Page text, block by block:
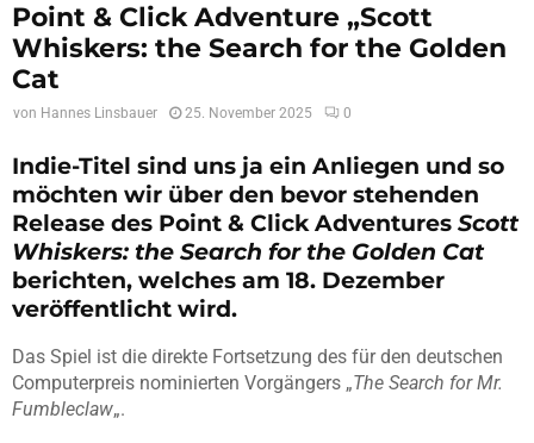
Point & Click Adventure „Scott
Whiskers: the Search for the Golden
Cat
von Hannes Linsbauer 25. November 2025 0
Indie-Titel sind uns ja ein Anliegen und so
möchten wir über den bevor stehenden
Release des Point & Click Adventures Scott
Whiskers: the Search for the Golden Cat
berichten, welches am 18. Dezember
veröffentlicht wird.
Das Spiel ist die direkte Fortsetzung des für den deutschen
Computerpreis nominierten Vorgängers „The Search for Mr.
Fumbleclaw„.